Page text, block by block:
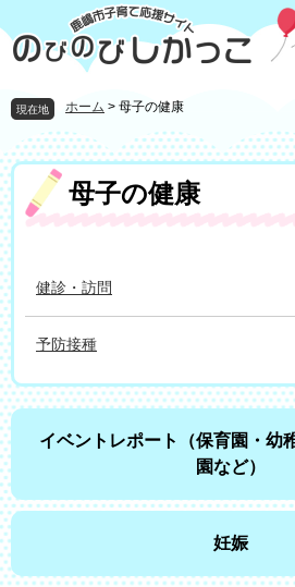
ー
ジ
先
頭
す
。
ニ
ュ
を
飛
し
て
本
文
へ
現在地 ホーム > 母子の健康
本
文
母子の健康
健診・訪問
予防接種
イベントレポート（保育園・幼
園など）
妊娠